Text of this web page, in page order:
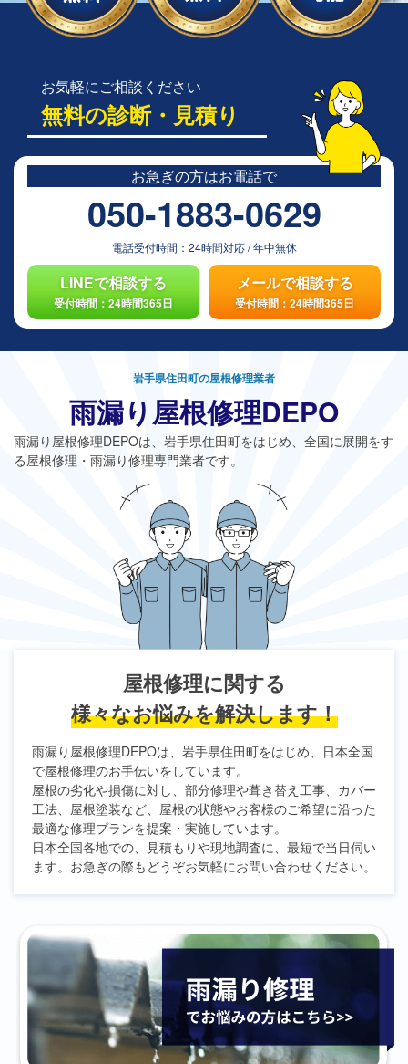
お気軽にご相談ください
無料の診断・見積り
お急ぎの方はお電話で
050-1883-0629
電話受付時間： 24時間対応/年中無休
LINEで相談する
受付時間：24時間365日
メールで相談する
受付時間：24時間365日
岩手県住田町の屋根修理業者
雨漏り屋根修理DEPO
雨漏り屋根修理DEPOは、岩手県住田町をはじめ、全国に展開をす
る屋根修理・雨漏り修理専門業者です。
屋根修理に関する
様々なお悩みを解決します！
雨漏り屋根修理DEPOは、岩手県住田町をはじめ、日本全国
で屋根修理のお手伝いをしています。
屋根の劣化や損傷に対し、部分修理や葺き替え工事、カバー
工法、屋根塗装など、屋根の状態やお客様のご希望に沿った
最適な修理プランを提案・実施しています。
日本全国各地での、見積もりや現地調査に、最短で当日伺い
ます。お急ぎの際もどうぞお気軽にお問い合わせください。